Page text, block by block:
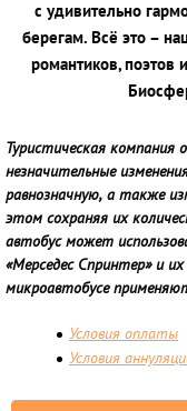
с удивительно
берегам. Всё это –
романтиков, поэтов
Туристическая компания
незначительные
равнозначную, а также
этом сохраняя их
автобус может
«Мерседес Спринтер» и
микроавтобусе
Условия оплаты
Условия